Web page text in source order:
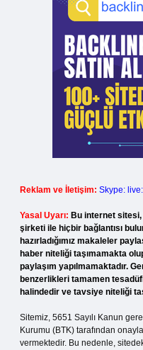
Reklam ve İletişim: Skype:
Yasal Uyarı: Bu internet
şirketi ile hiçbir bağlantısı
hazırladığımız makaleler
haber niteliği taşımamakta
paylaşım yapılmamaktadır.
benzerlikleri tamamen
halindedir ve tavsiye niteliği
Sitemiz, 5651 Sayılı Kanun
Kurumu (BTK) tarafından
vermektedir. Bu nedenle,